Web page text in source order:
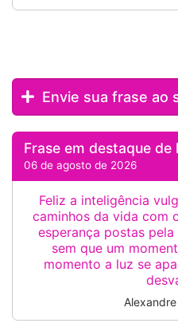
Envie sua frase ao
Frase em destaque de
06 de agosto de 2026
Feliz a inteligência
caminhos da vida com
esperança postas
sem que um
momento a luz se